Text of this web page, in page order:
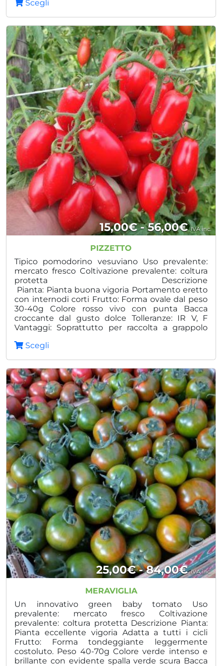
equilibrata Indicato per tutti i trapianti Qualità
Scegli
15,00€ - 56,00€
da
a
IVA inc.
PIZZETTO
Tipico pomodorino vesuviano Uso prevalente:
mercato fresco Coltivazione prevalente: coltura
protetta Descrizione
Pianta: Pianta buona vigoria Portamento eretto
con internodi corti Frutto: Forma ovale dal peso
30-40g Colore rosso vivo con punta Bacca
croccante dal gusto dolce Tolleranze: IR V, F
Vantaggi: Soprattutto per raccolta a grappolo
Indicato per tutti i trapianti Prodotto dalla lunga
Scegli
25,00€ - 84,00€
da
a
IVA inc.
MERAVIGLIA
Un innovativo green baby tomato Uso
prevalente: mercato fresco Coltivazione
prevalente: coltura protetta Descrizione Pianta:
Pianta eccellente vigoria Adatta a tutti i cicli
Frutto: Forma tondeggiante leggermente
costoluto. Peso 40-70g Colore verde intenso e
brillante con evidente spalla verde scura Bacca